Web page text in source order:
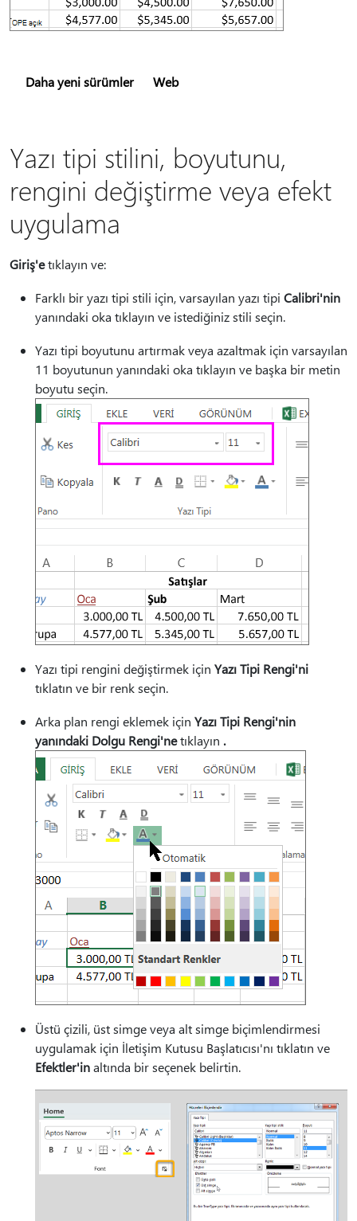
Daha yeni sürümler Web
Yazı tipi stilini, boyutunu,
rengini değiştirme veya efekt
uygulama
Giriş'etıklayın ve:
Farklı bir yazı tipi stili için, varsayılan yazı tipi Calibri'nin
yanındaki oka tıklayın ve istediğiniz stili seçin.
Yazı tipi boyutunu artırmak veya azaltmak için varsayılan
11 boyutunun yanındaki oka tıklayın ve başka bir metin
boyutu seçin.
Yazı tipi rengini değiştirmek için Yazı Tipi Rengi'ni
tıklatın ve bir renk seçin.
Arka plan rengi eklemek için Yazı Tipi Rengi'nin
yanındaki Dolgu Rengi'netıklayın .
Üstü çizili, üst simge veya alt simge biçimlendirmesi
uygulamak için İletişim Kutusu Başlatıcısı'nı tıklatın ve
Efektler'inaltında bir seçenek belirtin.